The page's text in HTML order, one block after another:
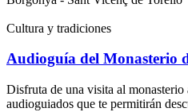
Cultura y tradiciones
Audioguía del Monasterio
Disfruta de una visita al
audioguiados que te permitirán